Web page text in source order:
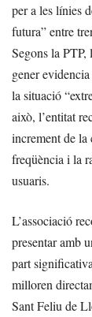
per a les línies
futura” entre
Segons la
gener
la situació
això, l’entitat
increment de
freqüència i la
usuaris.
L’associació
presentar amb
part
milloren
Sant Feliu de